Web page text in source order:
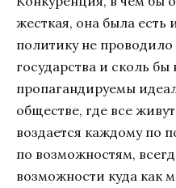
жесткая, она была есть
политику не проводило
государства и сколь
пропагандируемы
обществе, где все
воздается каждому по
по возможностям,
возможности куда как